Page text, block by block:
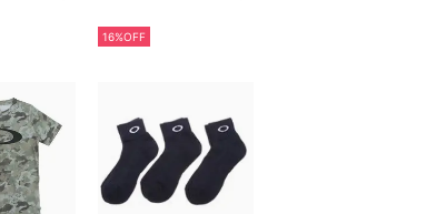
16%OFF